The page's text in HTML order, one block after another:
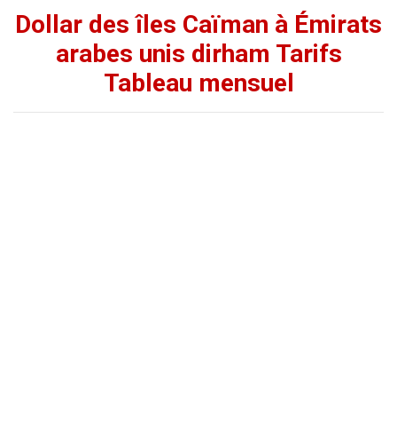
Dollar des îles Caïman à Émirats
arabes unis dirham Tarifs
Tableau mensuel